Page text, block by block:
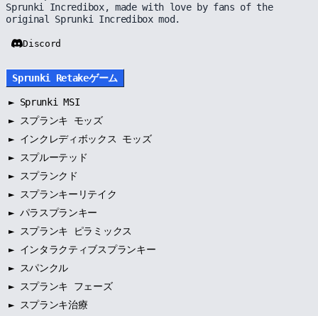
Sprunki Incredibox, made with love by fans of the
original Sprunki Incredibox mod.
Discord
Sprunki Retakeゲーム
► Sprunki MSI
►
スプランキ モッズ
► インクレディボックス モッズ
►
スプルーテッド
►
スプランクド
►
スプランキーリテイク
► パラスプランキー
►
スプランキ ピラミックス
► インタラクティブスプランキー
►
スパンクル
►
スプランキ フェーズ
►
スプランキ治療